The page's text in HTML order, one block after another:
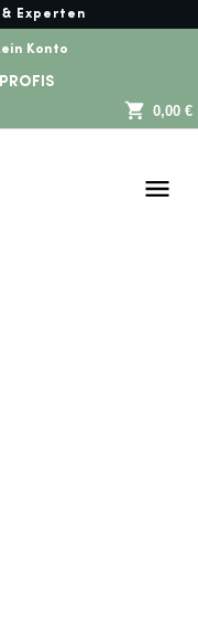
Experten
Konto
0,00 €